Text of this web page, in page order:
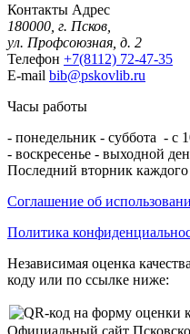
Контакты Адрес
180000, г. Псков,
ул. Профсоюзная, д. 2
Телефон +7(8112) 72-47-35
E-mail bib@pskovlib.ru
Часы работы
- понедельник - суббота - с
- воскресенье - выходной
Последний вторник
Соглашение об
Политика
Независимая оценка
коду или по ссылке ниже:
Официальный сайт